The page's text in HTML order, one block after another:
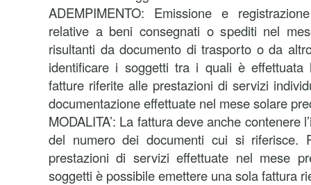
ADEMPIMENTO: Emissione e
relative a beni consegnati o spediti nel
risultanti da documento di trasporto o da
identificare i soggetti tra i quali è effettuata
fatture riferite alle prestazioni di servizi
documentazione effettuate nel mese solare
MODALITA’: La fattura deve anche contenere
del numero dei documenti cui si riferisce.
prestazioni di servizi effettuate nel mese
soggetti è possibile emettere una sola fattura